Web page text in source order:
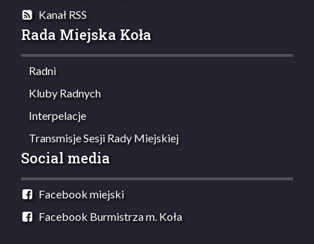
Kanał RSS
Rada Miejska Koła
Radni
Kluby Radnych
Interpelacje
Transmisje Sesji Rady Miejskiej
Social media
Facebook miejski
Facebook Burmistrza m. Koła